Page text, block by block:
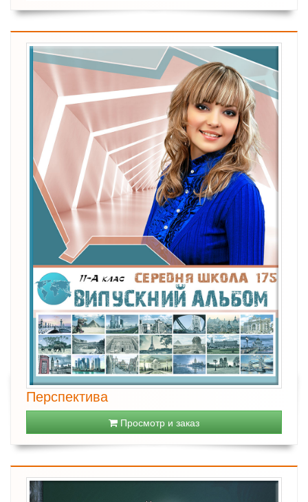
Перспектива
Просмотр и заказ